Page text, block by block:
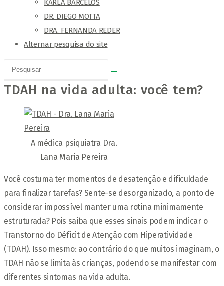
KARLA BARCELOS
DR. DIEGO MOTTA
DRA. FERNANDA REDER
Alternar pesquisa do site
TDAH na vida adulta: você tem?
A médica psiquiatra Dra.
Lana Maria Pereira
Você costuma ter momentos de desatenção e dificuldade
para finalizar tarefas? Sente-se desorganizado, a ponto de
considerar impossível manter uma rotina minimamente
estruturada? Pois saiba que esses sinais podem indicar o
Transtorno do Déficit de Atenção com Hiperatividade
(TDAH). Isso mesmo: ao contrário do que muitos imaginam, o
TDAH não se limita às crianças, podendo se manifestar com
diferentes sintomas na vida adulta.